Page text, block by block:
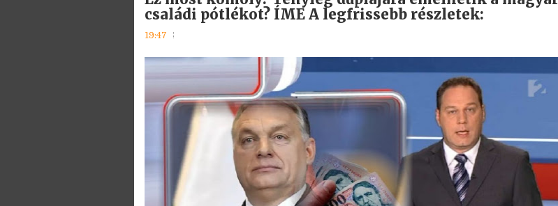
családi pótlékot? ÍME A legfrissebb részletek:
19:47